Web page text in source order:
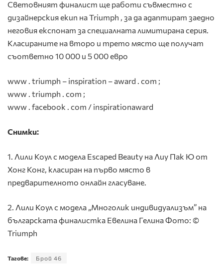
Световният финалист ще работи съвместно с
дизайнерския екип на Triumph , за да адаптират заедно
неговия експонат за специалната лимитирана серия.
Класираните на второ и трето място ще получат
съответно 10 000 и 5 000 евро
www . triumph – inspiration – award . com ;
www . triumph . com ;
www . facebook . com / inspirationaward
Снимки:
1. Лили Коул с модела Escaped Beauty на Лиу Пак Ю от
Хонг Конг, класиран на първо място в
предварителното онлайн гласуване.
2. Лили Коул с модела „Многолик индивидуализъм” на
българската финалистка Евелина Гелина Фото: ©
Triumph
Тагове: Брой 46